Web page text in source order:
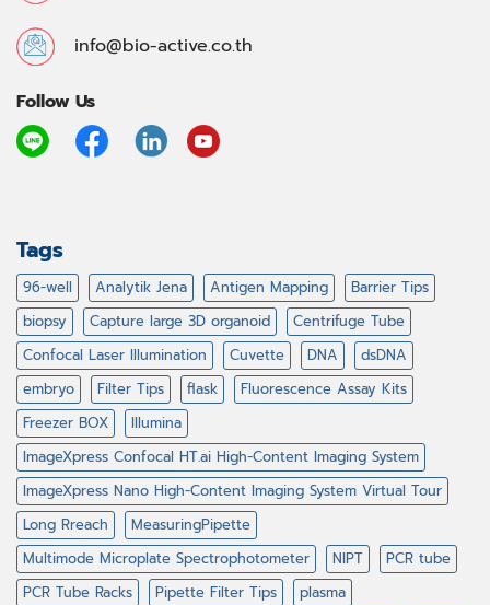
info@bio-active.co.th
Follow Us
Tags
96-well Analytik Jena Antigen Mapping
Barrier Tips
biopsy
Capture large 3D organoid
Centrifuge Tube
Confocal Laser Illumination
Cuvette DNA
dsDNA
embryo
Filter Tips flask
Fluorescence Assay Kits
Freezer BOX
Illumina
ImageXpress Confocal HT.ai High-Content Imaging System
ImageXpress Nano High-Content Imaging System Virtual Tour
Long Rreach
MeasuringPipette
Multimode Microplate Spectrophotometer
NIPT
PCR tube
PCR Tube Racks
Pipette Filter Tips
plasma